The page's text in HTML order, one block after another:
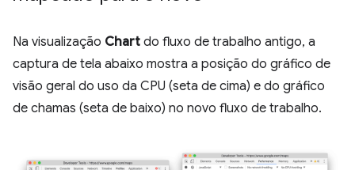
Na visualização Chart do fluxo de trabalho antigo, a
captura de tela abaixo mostra a posição do gráfico de
visão geral do uso da CPU (seta de cima) e do gráfico
de chamas (seta de baixo) no novo fluxo de trabalho.